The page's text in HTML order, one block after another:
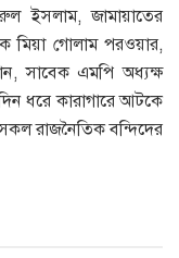
ইসলাম, জামায়াতের
মিয়া গোলাম পরওয়ার,
সাবেক এমপি অধ্যক্ষ
ধরে কারাগারে আটকে
রাজনৈতিক বন্দিদের